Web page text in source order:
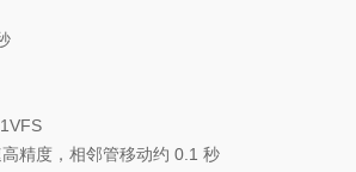
高精度，相邻管移动约0.1 秒